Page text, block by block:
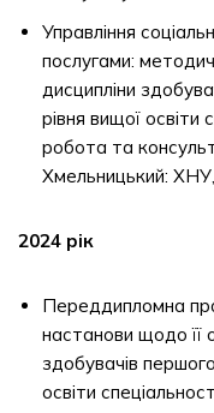
Управління
послугами:
дисципліни
рівня вищої освіти
робота та
Хмельницький:
2024 рік
Переддипломна
настанови щодо її
здобувачів
освіти